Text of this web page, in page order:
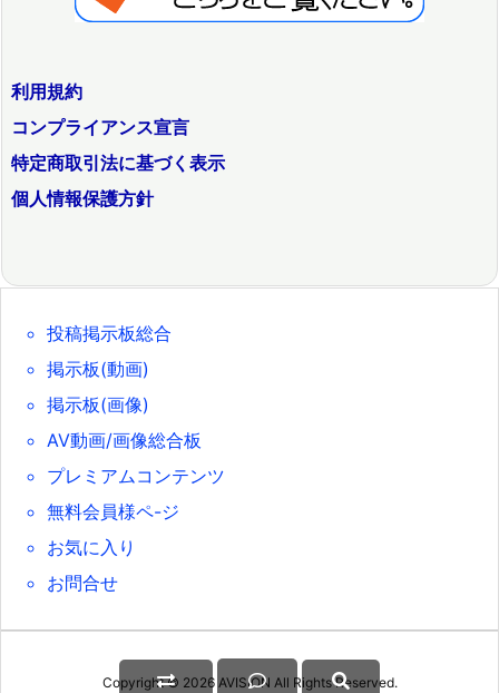
利用規約
コンプライアンス宣言
特定商取引法に基づく表示
個人情報保護方針
投稿掲示板総合
掲示板(動画)
掲示板(画像)
AV動画/画像総合板
プレミアムコンテンツ
無料会員様ペ-ジ
お気に入り
お問合せ
Copyright © 2026 AVISION All Rights Reserved.